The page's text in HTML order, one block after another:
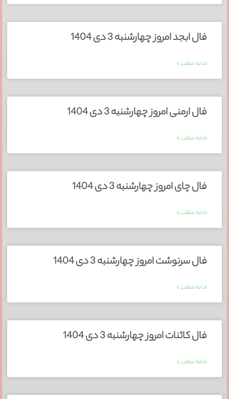
فال ابجد امروز چهارشنبه 3 دی 1404
ادامه مطلب »
فال ارمنی امروز چهارشنبه 3 دی 1404
ادامه مطلب »
فال چای امروز چهارشنبه 3 دی 1404
ادامه مطلب »
فال سرنوشت امروز چهارشنبه 3 دی 1404
ادامه مطلب »
فال کائنات امروز چهارشنبه 3 دی 1404
ادامه مطلب »